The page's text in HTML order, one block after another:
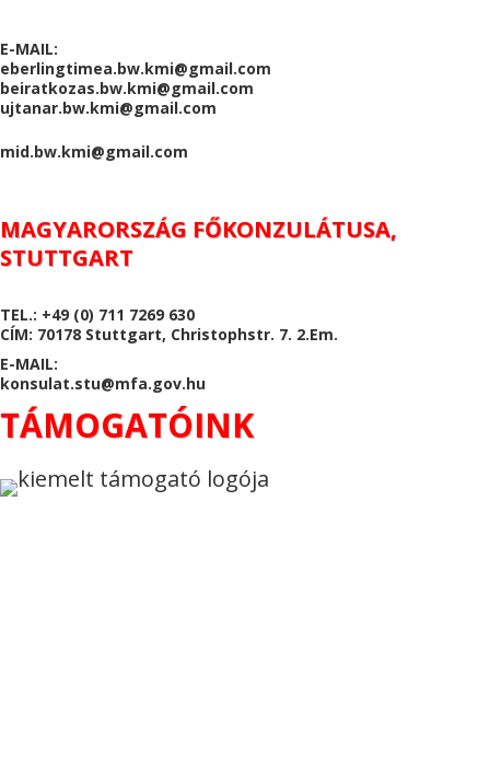
E-MAIL:
eberlingtimea.bw.kmi@gmail.com
beiratkozas.bw.kmi@gmail.com
ujtanar.bw.kmi@gmail.com
mid.bw.kmi@gmail.com
MAGYARORSZÁG FŐKONZULÁTUSA,
STUTTGART
TEL.: +49 (0) 711 7269 630
CÍM: 70178 Stuttgart, Christophstr. 7. 2.Em.
E-MAIL:
konsulat.stu@mfa.gov.hu
TÁMOGATÓINK